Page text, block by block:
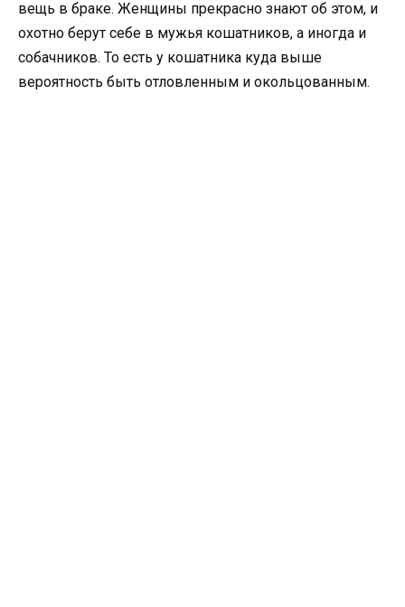
вещь в браке. Женщины прекрасно знают об этом, и
охотно берут себе в мужья кошатников, а иногда и
собачников. То есть у кошатника куда выше
вероятность быть отловленным и окольцованным.